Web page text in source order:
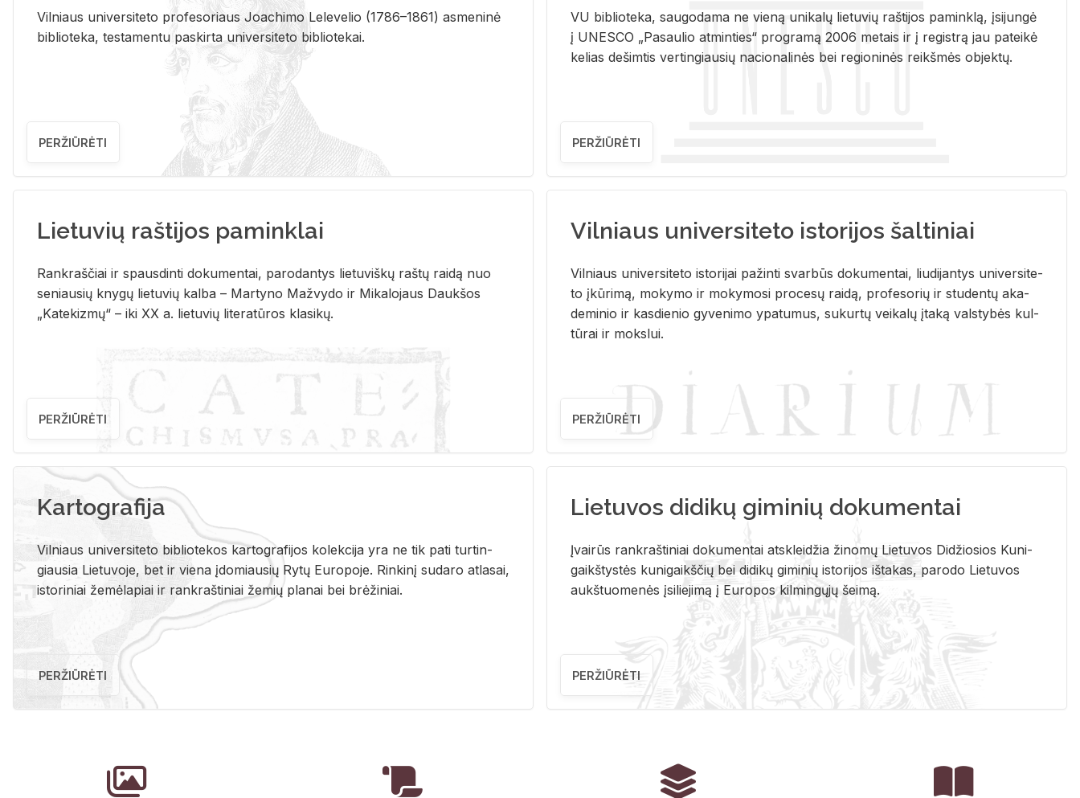
Vil­niaus uni­ver­si­te­to pro­fe­so­riaus Jo­a­chi­mo Le­le­ve­lio (1786–1861) as­me­ni­nė
bi­b­lio­te­ka, te­sta­men­tu pa­skir­ta uni­ver­si­te­to bi­b­lio­te­kai.
PERŽIŪRĖTI
VU biblioteka, saugodama ne vieną unikalų lietuvių raštijos paminklą, įsijungė
į UNESCO „Pasaulio atminties“ programą 2006 metais ir į registrą jau pateikė
kelias dešimtis vertingiausių nacionalinės bei regioninės reikšmės objektų.
PERŽIŪRĖTI
Lietuvių raštijos paminklai
Rank­raš­čiai ir spaus­din­ti do­ku­men­tai, pa­ro­dan­tys lie­tu­viš­kų raš­tų rai­dą nuo
se­niau­sių kny­gų lie­tu­vių kal­ba – Mar­ty­no Ma­žvy­do ir Mi­ka­lo­jaus Dauk­šos
„Ka­te­kiz­mų“ – iki XX a. lie­tu­vių li­te­ra­tū­ros kla­si­kų.
PERŽIŪRĖTI
Vilniaus universiteto istorijos šaltiniai
Vil­niaus uni­ver­si­te­to is­to­ri­jai pa­žin­ti svar­būs do­ku­men­tai, liu­di­jan­tys uni­ver­si­te­
to įkū­ri­mą, mo­ky­mo ir mo­ky­mo­si pro­ce­sų rai­dą, pro­fe­so­rių ir stu­den­tų aka­
de­mi­nio ir kas­die­nio gy­ve­ni­mo ypa­tu­mus, su­kur­tų vei­ka­lų įta­ką vals­ty­bės kul­
tū­rai ir moks­lui.
PERŽIŪRĖTI
Kartografija
Vil­niaus uni­ver­si­te­to bi­b­lio­te­kos kar­to­gra­fi­jos ko­lek­ci­ja yra ne tik pati tur­tin­
giau­sia Lie­tu­vo­je, bet ir vie­na įdo­miau­sių Rytų Eu­ro­po­je. Rin­ki­nį su­da­ro at­la­sai,
is­to­ri­niai že­mė­la­piai ir rank­raš­ti­niai že­mių pla­nai bei brė­ži­niai.
PERŽIŪRĖTI
Lietuvos didikų giminių dokumentai
Įvai­rūs rank­raš­ti­niai do­ku­men­tai at­sklei­džia ži­no­mų Lie­tu­vos Di­džio­sios Ku­ni­
gaikš­tys­tės ku­ni­gaikš­čių bei di­di­kų gi­mi­nių is­to­ri­jos iš­ta­kas, pa­ro­do Lie­tu­vos
aukš­tuo­me­nės įsi­lie­ji­mą į Eu­ro­pos kil­min­gų­jų šei­mą.
PERŽIŪRĖTI